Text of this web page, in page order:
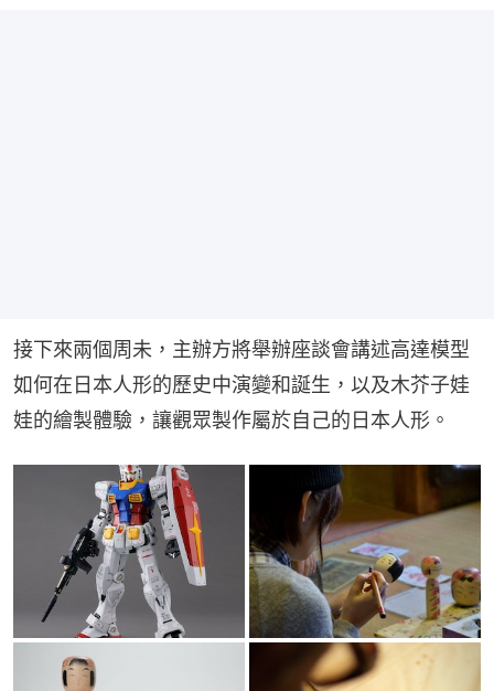
接下來兩個周未，主辦方將舉辦座談會講述高達模型
如何在日本人形的歷史中演變和誕生，以及木芥子娃
娃的繪製體驗，讓觀眾製作屬於自己的日本人形。